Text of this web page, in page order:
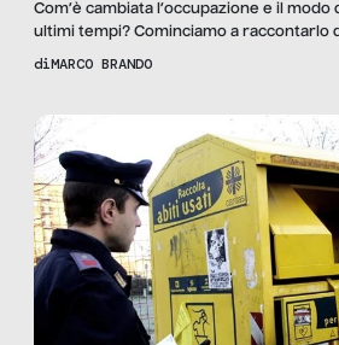
Com’è cambiata l’occupazione e il
ultimi tempi? Cominciamo a raccontarlo
volta il lavoro…
diMARCO BRANDO